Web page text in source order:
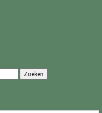
Zoeken